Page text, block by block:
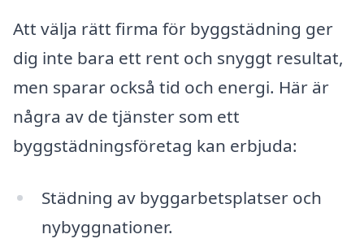
Att välja rätt firma för byggstädning ger
dig inte bara ett rent och snyggt resultat,
men sparar också tid och energi. Här är
några av de tjänster som ett
byggstädningsföretag kan erbjuda:
Städning av byggarbetsplatser och
nybyggnationer.